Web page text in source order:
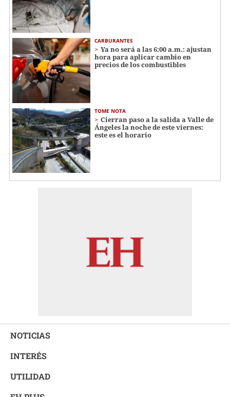
CARBURANTES
Ya no será a las 6:00 a.m.: ajustan
hora para aplicar cambio en
precios de los combustibles
TOME NOTA
Cierran paso a la salida a Valle de
Ángeles la noche de este viernes:
este es el horario
NOTICIAS
INTERÉS
UTILIDAD